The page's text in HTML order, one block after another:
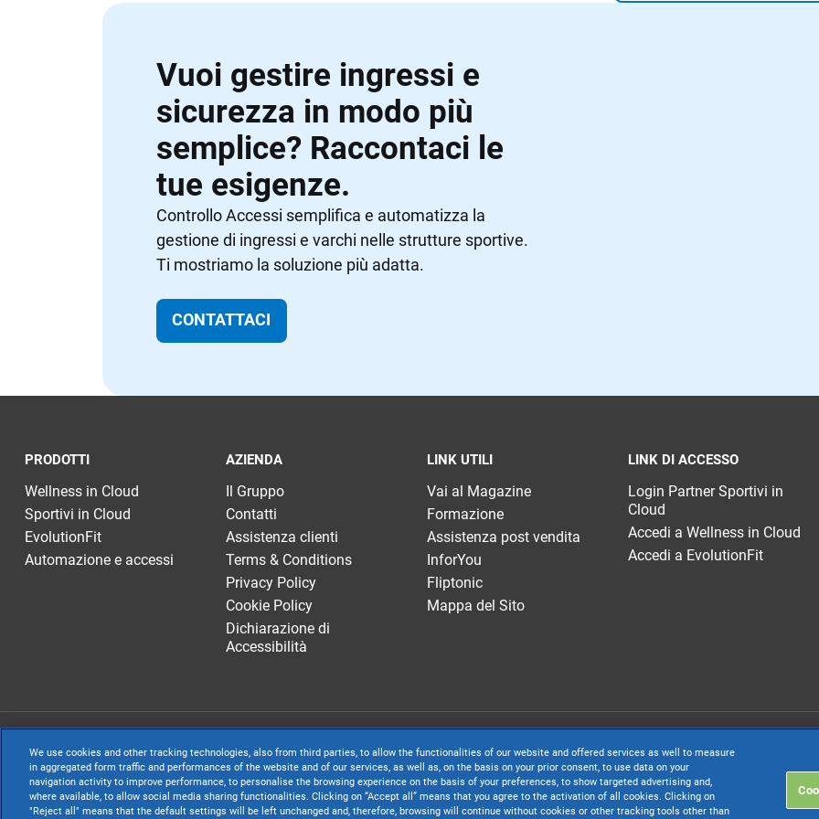
Vuoi gestire ingressi e
sicurezza in modo più
semplice? Raccontaci le
tue esigenze.
Controllo Accessi semplifica e automatizza la
gestione di ingressi e varchi nelle strutture sportive.
Ti mostriamo la soluzione più adatta.
CONTATTACI
PRODOTTI
Wellness in Cloud
Sportivi in Cloud
EvolutionFit
Automazione e accessi
AZIENDA
Il Gruppo
Contatti
Assistenza clienti
Terms & Conditions
Privacy Policy
Cookie Policy
Dichiarazione di
Accessibilità
LINK UTILI
Vai al Magazine
Formazione
Assistenza post vendita
InforYou
Fliptonic
Mappa del Sito
LINK DI ACCESSO
Login Partner Sportivi in
Cloud
Accedi a Wellness in Cloud
Accedi a EvolutionFit
TeamSystem S.p.A. società con socio unico soggetta all’attività di direzione e coordinamento di
S.p.A. - Cap. Soc. € 24.000.000 I.v. - C.C.I.A.A. delle Marche - P.I. 01035310414
Sede Legale e Amministrativa: Via Sandro Pertini, 88 - 61122 Pesaro (PU) - Tutti i diritti riservati
We use cookies and other tracking technologies, also from third parties, to allow the functionalities of our website and offered services as well to measure
in aggregated form traffic and performances of the website and of our services, as well as, on the basis on your prior consent, to use data on your
navigation activity to improve performance, to personalise the browsing experience on the basis of your preferences, to show targeted advertising and,
where available, to allow social media sharing functionalities. Clicking on “Accept all” means that you agree to the activation of all cookies. Clicking on
"Reject all" means that the default settings will be left unchanged and, therefore, browsing will continue without cookies or other tracking tools other than